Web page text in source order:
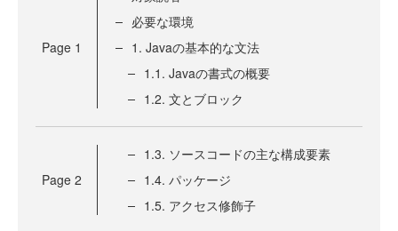
Page 1
必要な環境
1. Javaの基本的な文法
1.1. Javaの書式の概要
1.2. 文とブロック
Page 2
1.3. ソースコードの主な構成要素
1.4. パッケージ
1.5. アクセス修飾子